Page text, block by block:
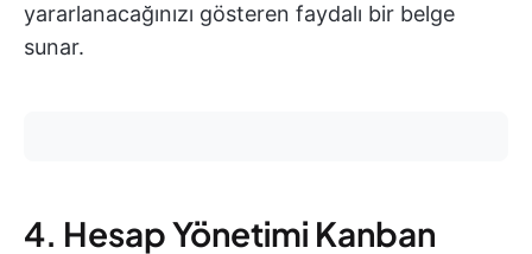
yararlanacağınızı gösteren faydalı bir belge
sunar.
4. Hesap Yönetimi Kanban